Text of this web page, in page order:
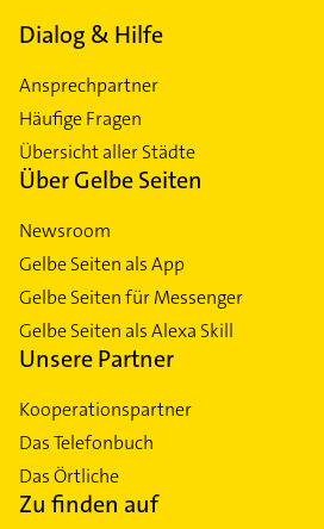
Dialog & Hilfe
Ansprechpartner
Häufige Fragen
Übersicht aller Städte
Über Gelbe Seiten
Newsroom
Gelbe Seiten als App
Gelbe Seiten für Messenger
Gelbe Seiten als Alexa Skill
Unsere Partner
Kooperationspartner
Das Telefonbuch
Das Örtliche
Zu finden auf